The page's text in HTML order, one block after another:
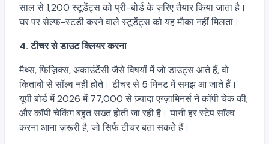
साल से 1,200 स्टूडेंट्स को प्री-बोर्ड के ज़रिए तैयार किया जाता है।
घर पर सेल्फ-स्टडी करने वाले स्टूडेंट्स को यह मौका नहीं मिलता।
4. टीचर से डाउट क्लियर करना
मैथ्स, फिज़िक्स, अकाउंटेंसी जैसे विषयों में जो डाउट्स आते हैं, वो
किताबों से सॉल्व नहीं होते। टीचर से 5 मिनट में समझ आ जाते हैं।
यूपी बोर्ड में 2026 में 77,000 से ज़्यादा एग्ज़ामिनर्स ने कॉपी चेक की,
और कॉपी चेकिंग बहुत सख्त होती जा रही है। यानी हर स्टेप सॉल्व
करना आना ज़रूरी है, जो सिर्फ टीचर बता सकते हैं।